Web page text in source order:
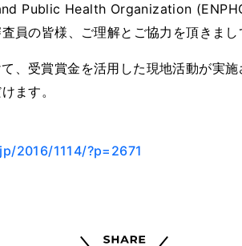
Public Health Organization
員の皆様、ご理解とご協力を頂きまし
、受賞賞金を活用した現地活動が実施
ます。
2016/1114/?p=2671
Share